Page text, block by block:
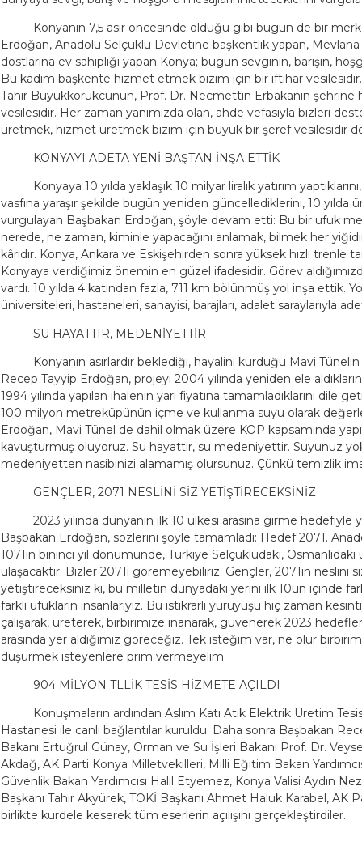
Konyanın 7,5 asır öncesinde olduğu gibi bugün de bir
Erdoğan, Anadolu Selçuklu Devletine başkentlik yapan,
dostlarına ev sahipliği yapan Konya; bugün sevginin, barışın,
Bu kadim başkente hizmet etmek bizim için bir iftihar vesilesidir.
Tahir Büyükkörükcünün, Prof. Dr. Necmettin Erbakanın
vesilesidir. Her zaman yanımızda olan, ahde vefasıyla bizleri
üretmek, hizmet üretmek bizim için büyük bir şeref vesilesidir
KONYAYI ADETA YENİ BAŞTAN İNŞA ETTİK
Konyaya 10 yılda yaklaşık 10 milyar liralık yatırım
vasfına yaraşır şekilde bugün yeniden güncellediklerini, 10 yılda
vurgulayan Başbakan Erdoğan, şöyle devam etti: Bu bir ufuk
nerede, ne zaman, kiminle yapacağını anlamak, bilmek her
kârıdır. Konya, Ankara ve Eskişehirden sonra yüksek hızlı trenle
Konyaya verdiğimiz önemin en güzel ifadesidir. Görev
vardı. 10 yılda 4 katından fazla, 711 km bölünmüş yol inşa ettik.
üniversiteleri, hastaneleri, sanayisi, barajları, adalet saraylarıyla
SU HAYATTIR, MEDENİYETTİR
Konyanın asırlardır beklediği, hayalini kurduğu Mavi
Recep Tayyip Erdoğan, projeyi 2004 yılında yeniden ele
1994 yılında yapılan ihalenin yarı fiyatına tamamladıklarını dile
100 milyon metreküpünün içme ve kullanma suyu olarak
Erdoğan, Mavi Tünel de dahil olmak üzere KOP kapsamında
kavuşturmuş oluyoruz. Su hayattır, su medeniyettir. Suyunuz
medeniyetten nasibinizi alamamış olursunuz. Çünkü temizlik
GENÇLER, 2071 NESLİNİ SİZ YETİŞTİRECEKSİNİZ
2023 yılında dünyanın ilk 10 ülkesi arasına girme
Başbakan Erdoğan, sözlerini şöyle tamamladı: Hedef 2071.
1071in bininci yıl dönümünde, Türkiye Selçukludaki,
ulaşacaktır. Bizler 2071i göremeyebiliriz. Gençler, 2071in
yetiştireceksiniz ki, bu milletin dünyadaki yerini ilk 10un içinde
farklı ufukların insanlarıyız. Bu istikrarlı yürüyüşü hiç zaman
çalışarak, üreterek, birbirimize inanarak, güvenerek 2023
arasında yer aldığımız göreceğiz. Tek isteğim var, ne olur
düşürmek isteyenlere prim vermeyelim.
904 MİLYON TLLİK TESİS HİZMETE AÇILDI
Konuşmaların ardından Aslım Katı Atık Elektrik Üretim
Hastanesi ile canlı bağlantılar kuruldu. Daha sonra Başbakan
Bakanı Ertuğrul Günay, Orman ve Su İşleri Bakanı Prof. Dr.
Akdağ, AK Parti Konya Milletvekilleri, Milli Eğitim Bakan
Güvenlik Bakan Yardımcısı Halil Etyemez, Konya Valisi Aydın
Başkanı Tahir Akyürek, TOKİ Başkanı Ahmet Haluk Karabel, AK
birlikte kurdele keserek tüm eserlerin açılışını gerçekleştirdiler.